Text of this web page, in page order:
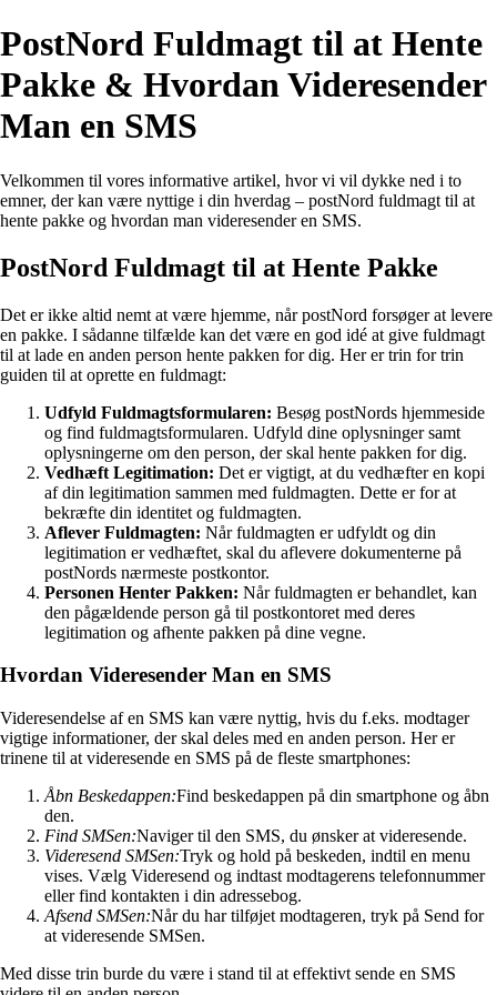
PostNord Fuldmagt til at Hente
Pakke & Hvordan Videresender
Man en SMS
Velkommen til vores informative artikel, hvor vi vil dykke ned i to
emner, der kan være nyttige i din hverdag – postNord fuldmagt til at
hente pakke og hvordan man videresender en SMS.
PostNord Fuldmagt til at Hente Pakke
Det er ikke altid nemt at være hjemme, når postNord forsøger at levere
en pakke. I sådanne tilfælde kan det være en god idé at give fuldmagt
til at lade en anden person hente pakken for dig. Her er trin for trin
guiden til at oprette en fuldmagt:
Udfyld Fuldmagtsformularen: Besøg postNords hjemmeside
og find fuldmagtsformularen. Udfyld dine oplysninger samt
oplysningerne om den person, der skal hente pakken for dig.
Vedhæft Legitimation: Det er vigtigt, at du vedhæfter en kopi
af din legitimation sammen med fuldmagten. Dette er for at
bekræfte din identitet og fuldmagten.
Aflever Fuldmagten: Når fuldmagten er udfyldt og din
legitimation er vedhæftet, skal du aflevere dokumenterne på
postNords nærmeste postkontor.
Personen Henter Pakken: Når fuldmagten er behandlet, kan
den pågældende person gå til postkontoret med deres
legitimation og afhente pakken på dine vegne.
Hvordan Videresender Man en SMS
Videresendelse af en SMS kan være nyttig, hvis du f.eks. modtager
vigtige informationer, der skal deles med en anden person. Her er
trinene til at videresende en SMS på de fleste smartphones:
Åbn Beskedappen:Find beskedappen på din smartphone og åbn
den.
Find SMSen:Naviger til den SMS, du ønsker at videresende.
Videresend SMSen:Tryk og hold på beskeden, indtil en menu
vises. Vælg Videresend og indtast modtagerens telefonnummer
eller find kontakten i din adressebog.
Afsend SMSen:Når du har tilføjet modtageren, tryk på Send for
at videresende SMSen.
Med disse trin burde du være i stand til at effektivt sende en SMS